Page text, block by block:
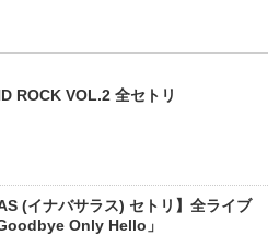
ROCK VOL.2 全セトリ
(イナバサラス) セトリ】全ライブ
Only Hello」